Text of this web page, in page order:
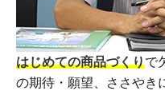
はじめての商品づくりで
の期待・願望、ささやき